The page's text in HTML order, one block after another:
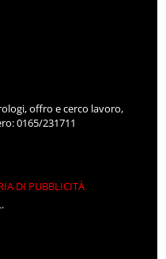
offro e cerco lavoro,
0165/231711
DI PUBBLICITÀ